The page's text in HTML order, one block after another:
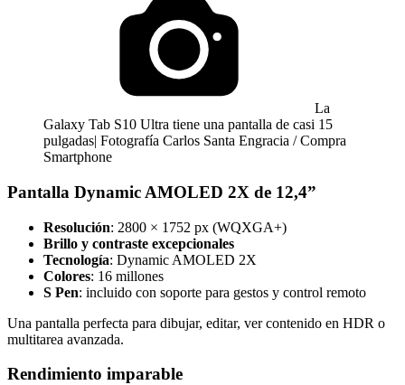
La
Galaxy Tab S10 Ultra tiene una pantalla de casi 15
pulgadas| Fotografía Carlos Santa Engracia / Compra
Smartphone
Pantalla Dynamic AMOLED 2X de 12,4”
Resolución: 2800 × 1752 px (WQXGA+)
Brillo y contraste excepcionales
Tecnología: Dynamic AMOLED 2X
Colores: 16 millones
S Pen: incluido con soporte para gestos y control remoto
Una pantalla perfecta para dibujar, editar, ver contenido en HDR o
multitarea avanzada.
Rendimiento imparable